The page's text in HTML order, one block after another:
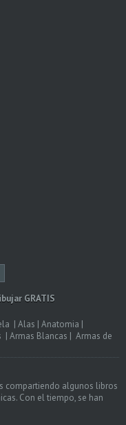
GRATIS
| Alas | Anatomia |
Armas Blancas | Armas de
compartiendo algunos libros
Con el tiempo, se han